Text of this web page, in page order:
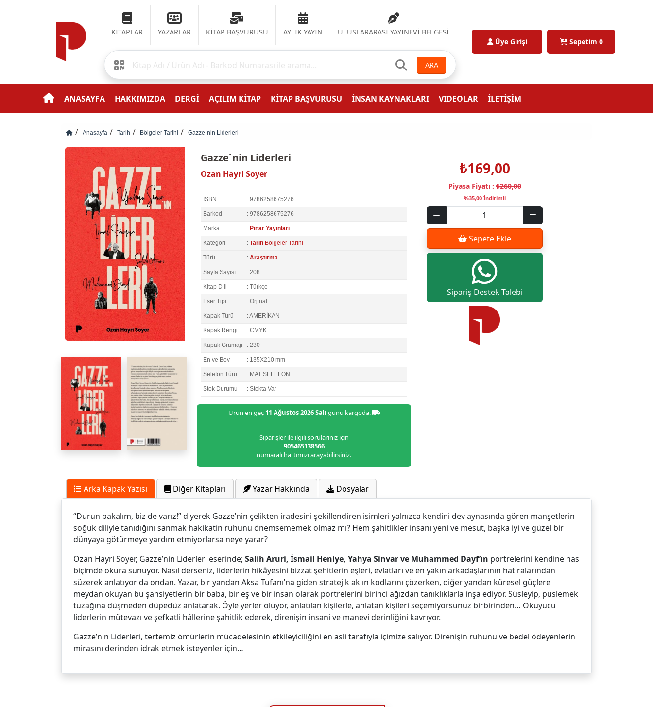
KİTAPLAR YAZARLAR KİTAP BAŞVURUSU AYLIK YAYIN ULUSLARARASI YAYINEVİ BELGESİ
ARA
Üye Girişi Sepetim 0
ANASAYFA HAKKIMIZDA DERGİ AÇILIM KİTAP KİTAP BAŞVURUSU İNSAN KAYNAKLARI VIDEOLAR İLETİŞİM
Anasayfa Tarih Bölgeler Tarihi Gazze`nin Liderleri
Gazze`nin Liderleri
Ozan Hayri Soyer
ISBN : 9786258675276
Barkod : 9786258675276
Marka : Pınar Yayınları
Kategori : Tarih Bölgeler Tarihi
Türü : Araştırma
Sayfa Sayısı : 208
Kitap Dili : Türkçe
Eser Tipi : Orjinal
Kapak Türü : AMERİKAN
Kapak Rengi : CMYK
Kapak Gramajı : 230
En ve Boy : 135X210 mm
Selefon Türü : MAT SELEFON
Stok Durumu : Stokta Var
Ürün en geç 11 Ağustos 2026 Salı günü kargoda.
Siparişler ile ilgili sorularınız için
905465138566
numaralı hattımızı arayabilirsiniz.
₺169,00
Piyasa Fiyatı :₺260,00
%35,00 İndirimli
Sepete Ekle
Sipariş Destek Talebi
Arka Kapak Yazısı Diğer Kitapları Yazar Hakkında Dosyalar
“Durun bakalım, biz de varız!” diyerek Gazze’nin çelikten iradesini şekillendiren isimleri yalnızca kendini dev aynasında gören manşetlerin
soğuk diliyle tanıdığını sanmak hakikatin ruhunu önemsememek olmaz mı? Hem şahitlikler insanı yeni ve mesut, başka iyi ve güzel bir
dünyaya götürmeye yardım etmiyorlarsa neye yarar?
Ozan Hayri Soyer, Gazze’nin Liderleri eserinde; Salih Aruri, İsmail Heniye, Yahya Sinvar ve Muhammed Dayf’ın portrelerini kendine has
biçimde okura sunuyor. Nasıl derseniz, liderlerin hikâyesini bizzat şehitlerin eşleri, evlatları ve en yakın arkadaşlarının hatıralarından
süzerek anlatıyor da ondan. Yazar, bir yandan Aksa Tufanı’na giden stratejik aklın kodlarını çözerken, diğer yandan küresel güçlere
meydan okuyan bu şahsiyetlerin bir baba, bir eş ve bir insan olarak portrelerini birinci ağızdan tanıklıklarla inşa ediyor. Süsleyip, püslemek
tuzağına düşmeden düpedüz anlatarak. Öyle yerler oluyor, anlatılan kişilerle, anlatan kişileri seçemiyorsunuz birbirinden… Okuyucu
liderlerin mütevazı ve şefkatli hâllerine şahitlik ederek, direnişin insani ve manevi derinliğini kavrıyor.
Gazze’nin Liderleri, tertemiz ömürlerin mücadelesinin etkileyiciliğini en asli tarafıyla içimize salıyor. Direnişin ruhunu ve bedel ödeyenlerin
mirasını derinden idrak etmek isteyenler için…